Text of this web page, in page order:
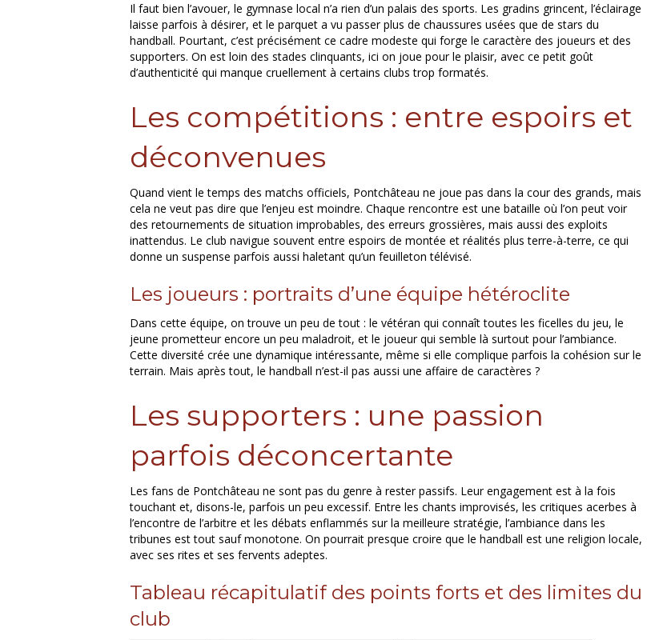
Il faut bien l’avouer, le gymnase local n’a rien d’un palais des sports. Les gradins grincent, l’éclairage
laisse parfois à désirer, et le parquet a vu passer plus de chaussures usées que de stars du
handball. Pourtant, c’est précisément ce cadre modeste qui forge le caractère des joueurs et des
supporters. On est loin des stades clinquants, ici on joue pour le plaisir, avec ce petit goût
d’authenticité qui manque cruellement à certains clubs trop formatés.
Les compétitions : entre espoirs et
déconvenues
Quand vient le temps des matchs officiels, Pontchâteau ne joue pas dans la cour des grands, mais
cela ne veut pas dire que l’enjeu est moindre. Chaque rencontre est une bataille où l’on peut voir
des retournements de situation improbables, des erreurs grossières, mais aussi des exploits
inattendus. Le club navigue souvent entre espoirs de montée et réalités plus terre-à-terre, ce qui
donne un suspense parfois aussi haletant qu’un feuilleton télévisé.
Les joueurs : portraits d’une équipe hétéroclite
Dans cette équipe, on trouve un peu de tout : le vétéran qui connaît toutes les ficelles du jeu, le
jeune prometteur encore un peu maladroit, et le joueur qui semble là surtout pour l’ambiance.
Cette diversité crée une dynamique intéressante, même si elle complique parfois la cohésion sur le
terrain. Mais après tout, le handball n’est-il pas aussi une affaire de caractères ?
Les supporters : une passion
parfois déconcertante
Les fans de Pontchâteau ne sont pas du genre à rester passifs. Leur engagement est à la fois
touchant et, disons-le, parfois un peu excessif. Entre les chants improvisés, les critiques acerbes à
l’encontre de l’arbitre et les débats enflammés sur la meilleure stratégie, l’ambiance dans les
tribunes est tout sauf monotone. On pourrait presque croire que le handball est une religion locale,
avec ses rites et ses fervents adeptes.
Tableau récapitulatif des points forts et des limites du
club